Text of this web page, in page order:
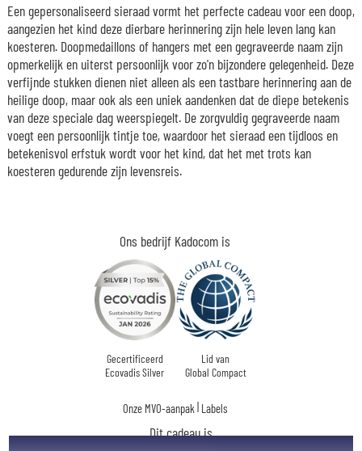
Ons bedrijf Kadocom is
Gecertificeerd
Ecovadis Silver
Lid van
Global Compact
Onze MVO-aanpak | Labels
Dit cadeau is
Een gepersonaliseerd sieraad vormt het perfecte cadeau voor een doop,
aangezien het kind deze dierbare herinnering zijn hele leven lang kan
koesteren. Doopmedaillons of hangers met een gegraveerde naam zijn
opmerkelijk en uiterst persoonlijk voor zo'n bijzondere gelegenheid. Deze
verfijnde stukken dienen niet alleen als een tastbare herinnering aan de
heilige doop, maar ook als een uniek aandenken dat de diepe betekenis
van deze speciale dag weerspiegelt. De zorgvuldig gegraveerde naam
voegt een persoonlijk tintje toe, waardoor het sieraad een tijdloos en
betekenisvol erfstuk wordt voor het kind, dat het met trots kan
koesteren gedurende zijn levensreis.